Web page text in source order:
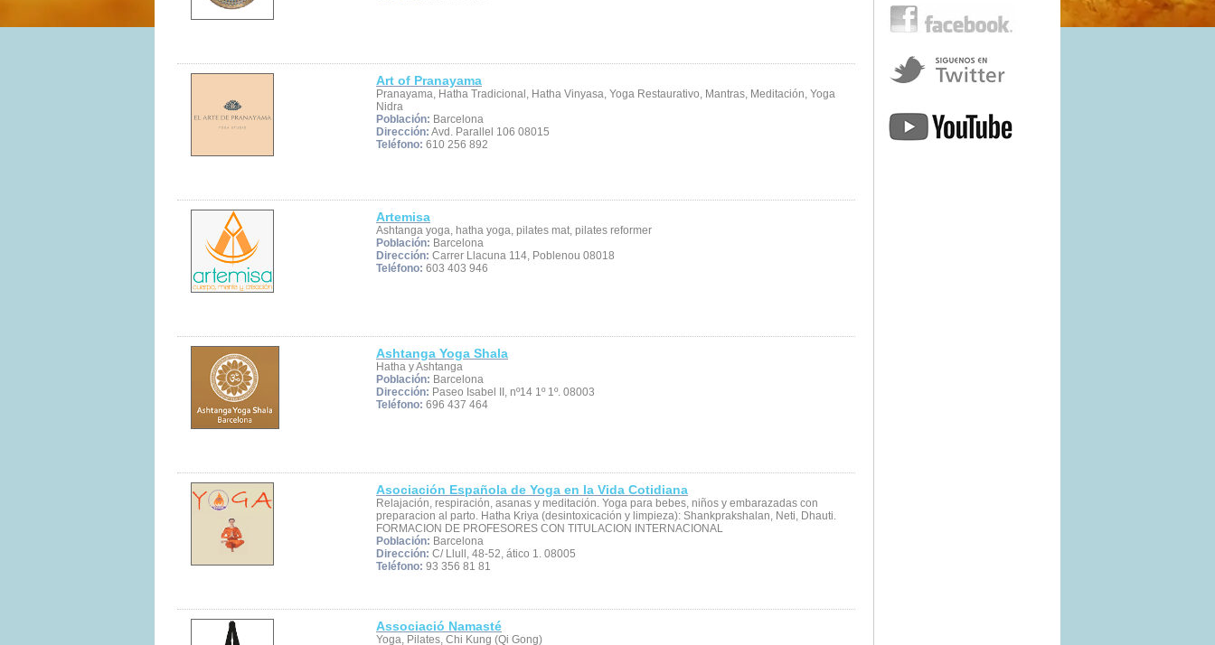
Art of Pranayama
Pranayama, Hatha Tradicional, Hatha Vinyasa, Yoga Restaurativo, Mantras, Meditación, Yoga
Nidra
Población: Barcelona
Dirección: Avd. Parallel 106 08015
Teléfono: 610 256 892
Artemisa
Ashtanga yoga, hatha yoga, pilates mat, pilates reformer
Población: Barcelona
Dirección: Carrer Llacuna 114, Poblenou 08018
Teléfono: 603 403 946
Ashtanga Yoga Shala
Hatha y Ashtanga
Población: Barcelona
Dirección: Paseo Isabel II, nº14 1º 1º. 08003
Teléfono: 696 437 464
Asociación Española de Yoga en la Vida Cotidiana
Relajación, respiración, asanas y meditación. Yoga para bebes, niños y embarazadas con
preparacion al parto. Hatha Kriya (desintoxicación y limpieza): Shankprakshalan, Neti, Dhauti.
FORMACION DE PROFESORES CON TITULACION INTERNACIONAL
Población: Barcelona
Dirección: C/ Llull, 48-52, ático 1. 08005
Teléfono: 93 356 81 81
Associació Namasté
Yoga, Pilates, Chi Kung (Qi Gong)